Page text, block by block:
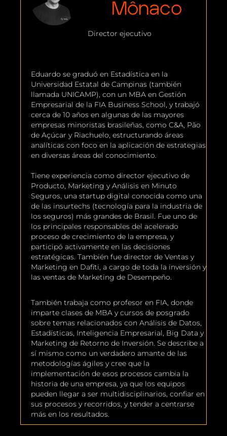
Mônaco
Director ejecutivo
Eduardo se graduó en Estadística en la
Universidad Estatal de Campinas (también
llamada UNICAMP), con un MBA en Gestión
Empresarial de la FIA Business School, y trabajó
cerca de 10 años en algunas de las mayores
empresas minoristas brasileñas, como C&A, Pão
de Açúcar y Riachuelo, estructurando áreas
analíticas con foco en la aplicación de estrategias
en diversas áreas del conocimiento.
Tiene experiencia como director ejecutivo de
Producto, Marketing y Análisis en Minuto
Seguros, una startup digital conocida como una
de las insurtechs (tecnología para la industria de
los seguros) más grandes de Brasil. Fue uno de
los principales responsables del acelerado
proceso de crecimiento de la empresa, y
participó activamente en las decisiones
estratégicas. También fue director de Ventas y
Marketing en Dafiti, a cargo de toda la inversión y
las ventas de Marketing de Desempeño.
También trabaja como profesor en FIA, donde
imparte clases de MBA y cursos de posgrado
sobre temas relacionados con Análisis de Datos,
Estadísticas, Inteligencia Empresarial, Big Data y
Marketing de Retorno de Inversión. Se describe a
sí mismo como un verdadero amante de las
metodologías ágiles y cree que la
implementación de esos procesos cambia la
historia de una empresa, ya que los equipos
pueden llegar a ser multidisciplinarios, confiar en
sus procesos y recorridos, y tender a centrarse
más en los resultados.